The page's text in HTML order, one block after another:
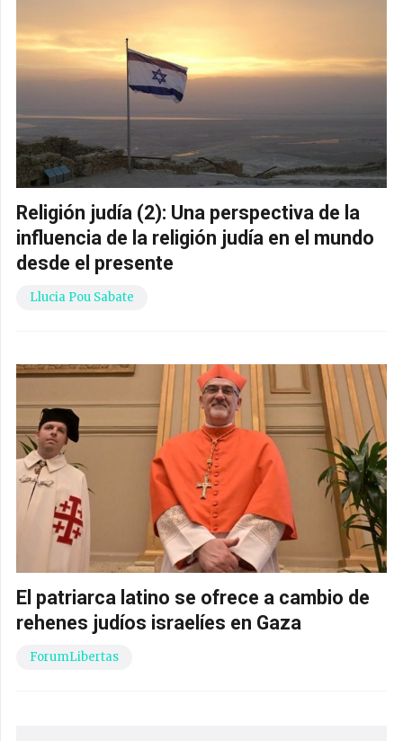
Religión judía (2): Una perspectiva de la
influencia de la religión judía en el mundo
desde el presente
Llucia Pou Sabate
El patriarca latino se ofrece a cambio de
rehenes judíos israelíes en Gaza
ForumLibertas